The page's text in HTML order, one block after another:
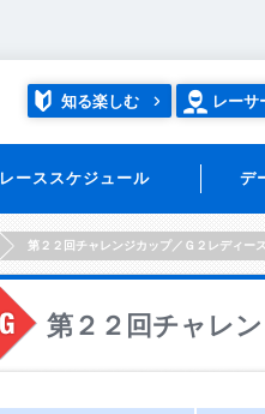
知る楽しむ レーサ
レーススケジュール デ
第２２回チャレンジカップ／Ｇ２レディー
第２２回チャレ